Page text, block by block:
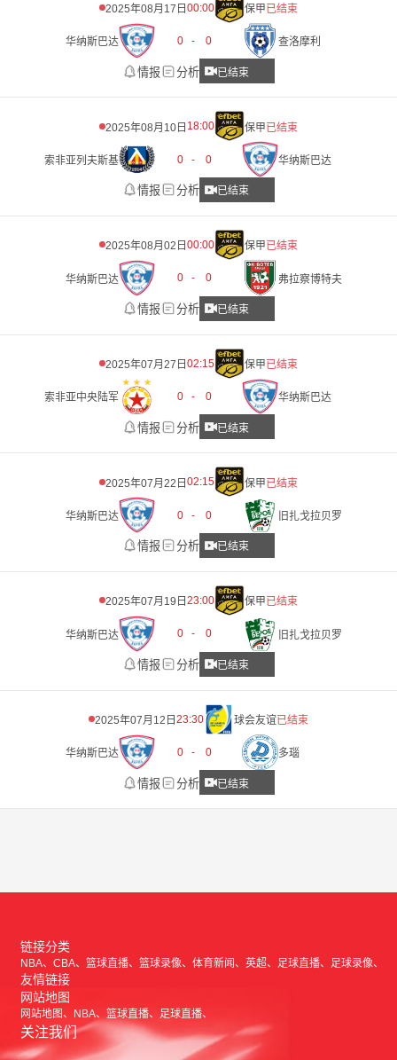
2025年08月17日 00:00 保甲已结束
华纳斯巴达 0 - 0 查洛摩利
情报 分析 已结束
2025年08月10日 18:00 保甲已结束
索非亚列夫斯基 0 - 0 华纳斯巴达
情报 分析 已结束
2025年08月02日 00:00 保甲已结束
华纳斯巴达 0 - 0 弗拉察博特夫
情报 分析 已结束
2025年07月27日 02:15 保甲已结束
索非亚中央陆军 0 - 0 华纳斯巴达
情报 分析 已结束
2025年07月22日 02:15 保甲已结束
华纳斯巴达 0 - 0 旧扎戈拉贝罗
情报 分析 已结束
2025年07月19日 23:00 保甲已结束
华纳斯巴达 0 - 0 旧扎戈拉贝罗
情报 分析 已结束
2025年07月12日 23:30 球会友谊已结束
华纳斯巴达 0 - 0 多瑙
情报 分析 已结束
链接分类
NBA CBA 篮球直播 篮球录像 体育新闻 英超 足球直播 足球录像
友情链接
网站地图
网站地图 NBA 篮球直播 足球直播
关注我们